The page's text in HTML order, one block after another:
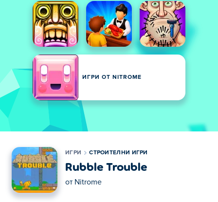
ИГРИ ОТ NITROME
ИГРИ СТРОИТЕЛНИ ИГРИ
Rubble Trouble
от Nitrome